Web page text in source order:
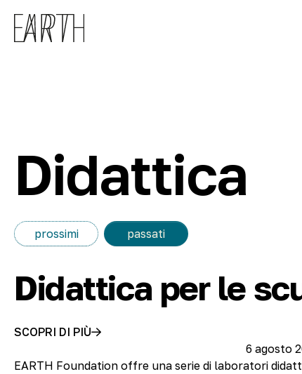
Didattica
prossimi passati
Didattica per le
SCOPRI DI PIÙ
6 agosto
EARTH Foundation offre una serie di laboratori